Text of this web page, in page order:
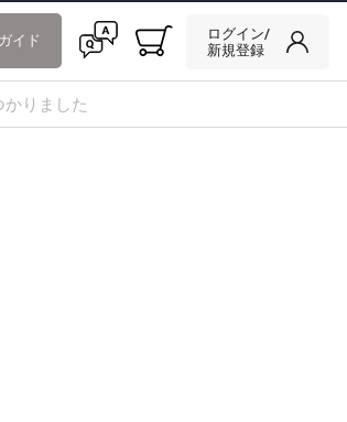
イド
ログイン/
新規登録
かりました